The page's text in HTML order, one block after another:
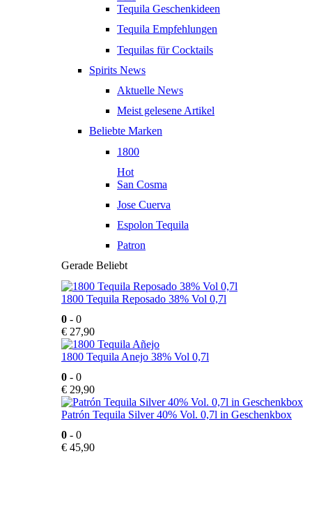
Tequila Geschenkideen
Tequila Empfehlungen
Tequilas für Cocktails
Spirits News
Aktuelle News
Meist gelesene Artikel
Beliebte Marken
1800
Hot
San Cosma
Jose Cuerva
Espolon Tequila
Patron
Gerade Beliebt
1800 Tequila Reposado 38% Vol 0,7l
0 - 0
€ 27,90
1800 Tequila Anejo 38% Vol 0,7l
0 - 0
€ 29,90
Patrón Tequila Silver 40% Vol. 0,7l in Geschenkbox
0 - 0
€ 45,90